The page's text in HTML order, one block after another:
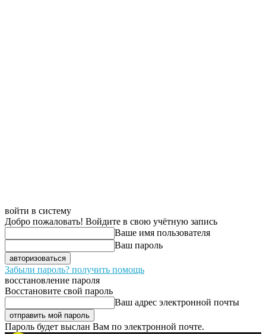
войти в систему
Добро пожаловать! Войдите в свою учётную запись
Ваше имя пользователя
Ваш пароль
Забыли пароль? получить помощь
восстановление пароля
Восстановите свой пароль
Ваш адрес электронной почты
Пароль будет выслан Вам по электронной почте.